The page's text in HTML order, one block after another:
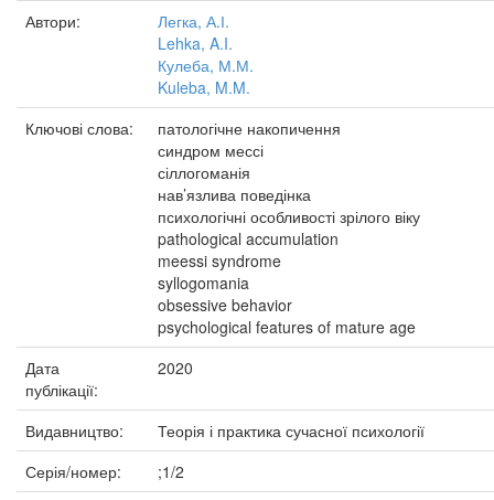
Автори:
Легка, А.І.
Lehka, A.I.
Кулеба, М.М.
Kuleba, M.M.
Ключові слова:
патологічне накопичення
синдром мессі
сіллогоманія
нав’язлива поведінка
психологічні особливості зрілого віку
pathological accumulation
meessi syndrome
syllogomania
obsessive behavior
psychological features of mature age
Дата
публікації:
2020
Видавництво:
Теорія і практика сучасної психології
Серія/номер:
;1/2